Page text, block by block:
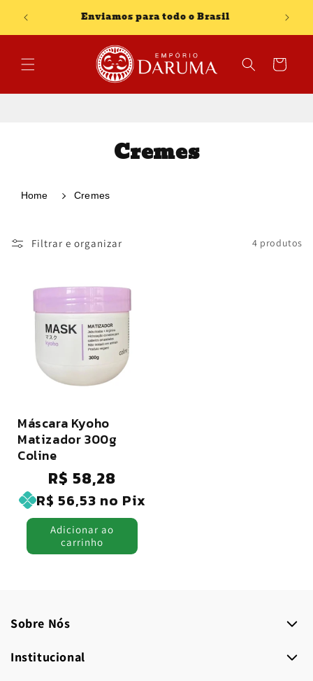
para o
Enviamos para todo o Brasil
Carrinho
C
ç
o
:
Cremes
Home Cremes
Filtrar e organizar 4 produtos
Máscara Kyoho
Matizador 300g
Coline
Preço
normal
R$ 58,28
R$ 56,53 no Pix
Adicionar ao
carrinho
Sobre Nós
Institucional